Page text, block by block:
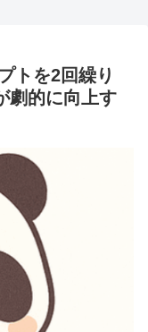
トを2回繰り
劇的に向上す